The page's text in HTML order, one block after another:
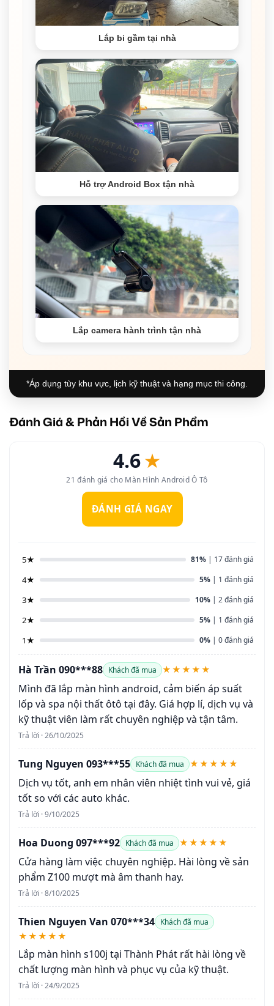
Lắp bi gầm tại nhà
Hỗ trợ Android Box tận nhà
Lắp camera hành trình tận nhà
*Áp dụng tùy khu vực, lịch kỹ thuật và hạng mục thi công.
Đánh Giá & Phản Hồi Về Sản Phẩm
4.6★
21 đánh giá cho Màn Hình Android Ô Tô
ĐÁNH GIÁ NGAY
5★ 81% | 17 đánh giá
4★ 5% | 1 đánh giá
3★ 10% | 2 đánh giá
2★ 5% | 1 đánh giá
1★ 0% | 0 đánh giá
Hà Trần 090***88 Khách đã mua ★★★★★
Mình đã lắp màn hình android, cảm biến áp suất
lốp và spa nội thất ôtô tại đây. Giá hợp lí, dịch vụ và
kỹ thuật viên làm rất chuyên nghiệp và tận tâm.
Trả lời · 26/10/2025
Tung Nguyen 093***55 Khách đã mua ★★★★★
Dịch vụ tốt, anh em nhân viên nhiệt tình vui vẻ, giá
tốt so với các auto khác.
Trả lời · 9/10/2025
Hoa Duong 097***92 Khách đã mua ★★★★★
Cửa hàng làm việc chuyên nghiệp. Hài lòng về sản
phẩm Z100 mượt mà âm thanh hay.
Trả lời · 8/10/2025
Thien Nguyen Van 070***34 Khách đã mua
★★★★★
Lắp màn hình s100j tại Thành Phát rất hài lòng về
chất lượng màn hình và phục vụ của kỹ thuật.
Trả lời · 24/9/2025